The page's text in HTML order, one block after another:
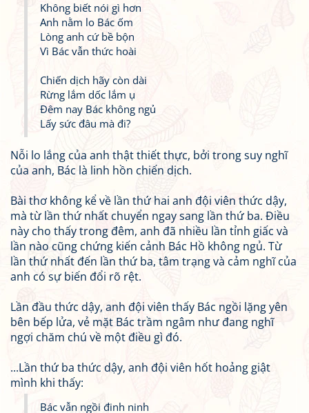
Không biết nói gì hơn
Anh nằm lo Bác ốm
Lòng anh cứ bề bộn
Vì Bác vẫn thức hoài
Chiến dịch hãy còn dài
Rừng lắm dốc lắm ụ
Đêm nay Bác không ngủ
Lấy sức đâu mà đi?
Nỗi lo lắng của anh thật thiết thực, bởi trong suy nghĩ
của anh, Bác là linh hồn chiến dịch.
Bài thơ không kể về lần thứ hai anh đội viên thức dậy,
mà từ lần thứ nhất chuyển ngay sang lần thứ ba. Điều
này cho thấy trong đêm, anh đã nhiều lần tỉnh giấc và
lần nào cũng chứng kiến cảnh Bác Hồ không ngủ. Từ
lần thứ nhất đến lần thứ ba, tâm trạng và cảm nghĩ của
anh có sự biến đổi rõ rệt.
Lần đầu thức dậy, anh đội viên thấy Bác ngồi lặng yên
bên bếp lửa, vẻ mặt Bác trầm ngâm như đang nghĩ
ngợi chăm chú về một điều gì đó.
...Lần thứ ba thức dậy, anh đội viên hốt hoảng giật
mình khi thấy:
Bác vẫn ngồi đinh ninh